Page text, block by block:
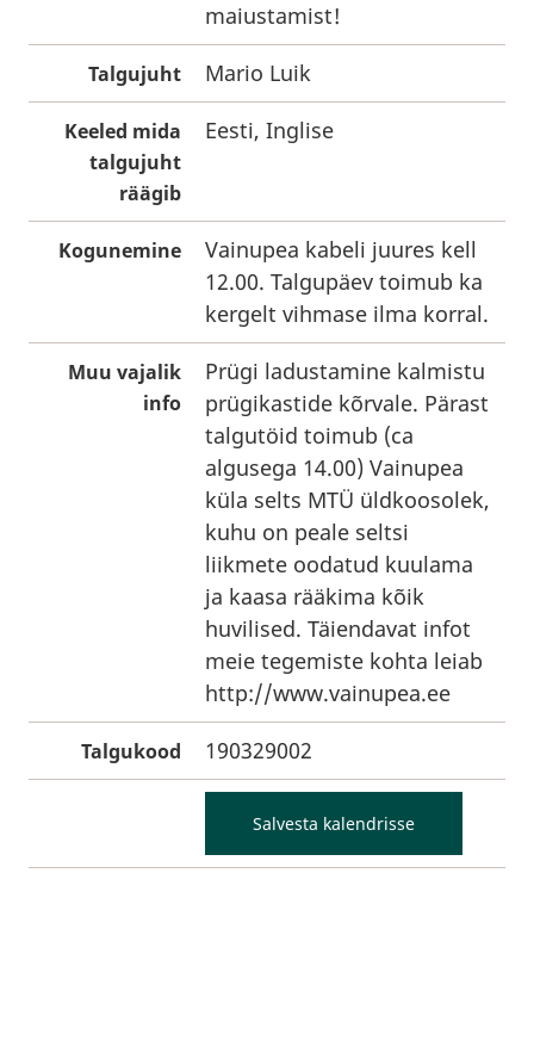
maiustamist!
Talgujuht Mario Luik
Keeled mida
talgujuht
räägib
Eesti, Inglise
Kogunemine
Vainupea kabeli juures kell
12.00. Talgupäev toimub ka
kergelt vihmase ilma korral.
Muu vajalik
info
Prügi ladustamine kalmistu
prügikastide kõrvale. Pärast
talgutöid toimub (ca
algusega 14.00) Vainupea
küla selts MTÜ üldkoosolek,
kuhu on peale seltsi
liikmete oodatud kuulama
ja kaasa rääkima kõik
huvilised. Täiendavat infot
meie tegemiste kohta leiab
http://www.vainupea.ee
Talgukood 190329002
Salvesta kalendrisse